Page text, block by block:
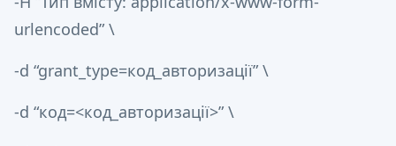
urlencoded” \
-d “grant_type=код_авторизації” \
-d “код=<код_авторизації>” \